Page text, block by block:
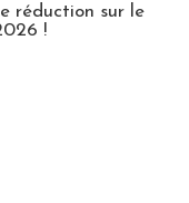
réduction sur le
!